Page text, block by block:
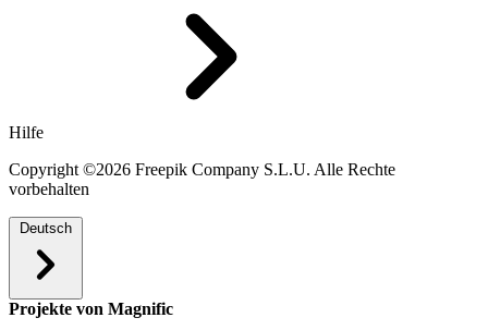
Hilfe
Copyright ©2026 Freepik Company S.L.U. Alle Rechte
vorbehalten
Deutsch
Projekte von Magnific